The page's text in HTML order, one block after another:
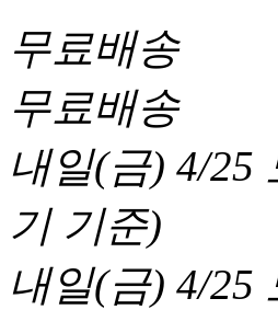
무료배송
무료배송
내일(금) 4/25
기 기준)
내일(금) 4/25